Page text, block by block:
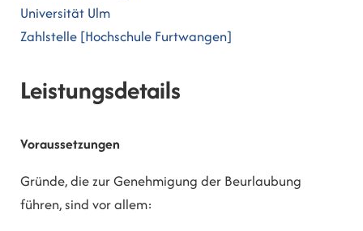
Universität Ulm
Zahlstelle [Hochschule Furtwangen]
Leistungsdetails
Voraussetzungen
Gründe, die zur Genehmigung der Beurlaubung
führen, sind vor allem: